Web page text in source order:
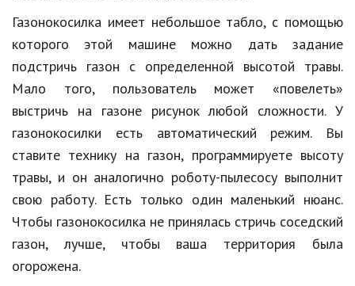
Рецепты
Красота и здоровье
Hi-Tech. Интернет
Авто, мото
Дом и сад
Недвижимость
Спорт и фитнес
Психология и отношения
Газонокосилка имеет небольшое табло, с помощью
которого этой машине можно дать задание
подстричь газон с определенной высотой травы.
Мало того, пользователь может «повелеть»
выстричь на газоне рисунок любой сложности. У
газонокосилки есть автоматический режим. Вы
ставите технику на газон, программируете высоту
травы, и он аналогично роботу-пылесосу выполнит
свою работу. Есть только один маленький нюанс.
Чтобы газонокосилка не принялась стричь соседский
газон, лучше, чтобы ваша территория была
огорожена.